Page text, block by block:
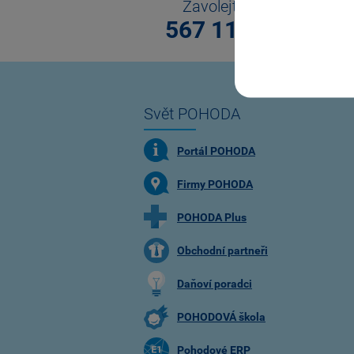
Zavolejte nám
567 112 611
Svět POHODA
Portál POHODA
Firmy POHODA
POHODA Plus
Obchodní partneři
Daňoví poradci
POHODOVÁ škola
Pohodové ERP